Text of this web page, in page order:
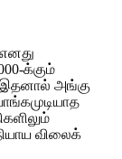
க்கும்
இதனால் அங்கு
விலைக்